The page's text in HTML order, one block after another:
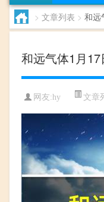
> 文章列表 > 和远
和远气体1月
网友:hy 文章